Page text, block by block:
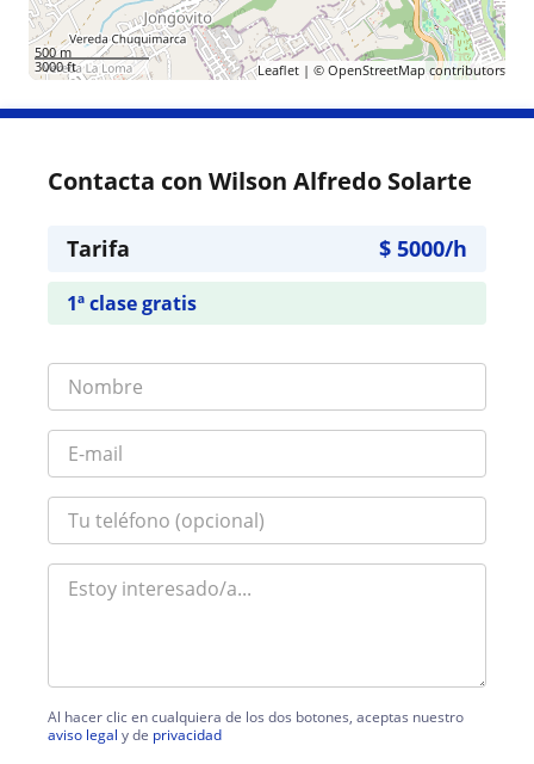
500 m
3000 ft
Leaflet| © OpenStreetMap contributors
Contacta con Wilson Alfredo Solarte
Tarifa $ 5000/h
1ª clase gratis
Al hacer clic en cualquiera de los dos botones, aceptas nuestro
aviso legal y de privacidad